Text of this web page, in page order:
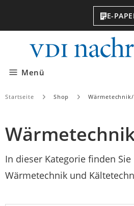
E-
Menü
Startseite Shop
In dieser Kategorie finden
Wärmetechnik und